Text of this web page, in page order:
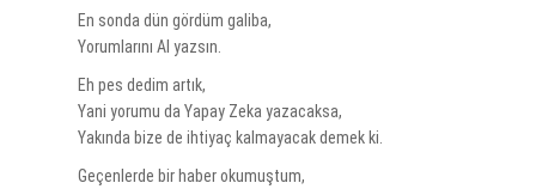
En sonda dün gördüm galiba,
Yorumlarını AI yazsın.
Eh pes dedim artık,
Yani yorumu da Yapay Zeka yazacaksa,
Yakında bize de ihtiyaç kalmayacak demek ki.
Geçenlerde bir haber okumuştum,